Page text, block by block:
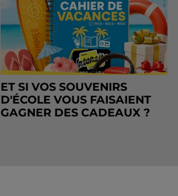
ET SI VOS SOUVENIRS
D'ÉCOLE VOUS FAISAIENT
GAGNER DES CADEAUX ?